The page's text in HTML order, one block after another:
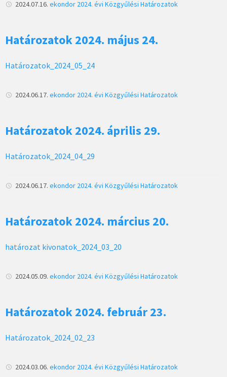
2024.07.16. ekondor 2024. évi Közgyűlési Határozatok
Határozatok 2024. május 24.
Határozatok_2024_05_24
2024.06.17. ekondor 2024. évi Közgyűlési Határozatok
Határozatok 2024. április 29.
Határozatok_2024_04_29
2024.06.17. ekondor 2024. évi Közgyűlési Határozatok
Határozatok 2024. március 20.
határozat kivonatok_2024_03_20
2024.05.09. ekondor 2024. évi Közgyűlési Határozatok
Határozatok 2024. február 23.
Határozatok_2024_02_23
2024.03.06. ekondor 2024. évi Közgyűlési Határozatok